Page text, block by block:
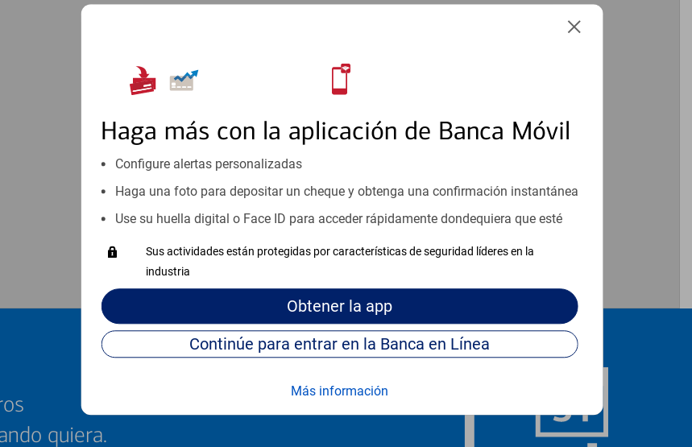
Haga más con la aplicación de Banca Móvil
Configure alertas personalizadas
Haga una foto para depositar un cheque y obtenga una confirmación instantánea
Use su huella digital o Face ID para acceder rápidamente dondequiera que esté
Sus actividades están protegidas por características de seguridad líderes en la
industria
Obtener la app
Continúe para entrar en la Banca en Línea
Más información
quiera.